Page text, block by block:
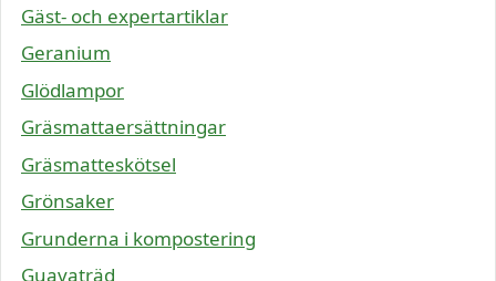
Gäst- och expertartiklar
Geranium
Glödlampor
Gräsmattaersättningar
Gräsmatteskötsel
Grönsaker
Grunderna i kompostering
Guavaträd